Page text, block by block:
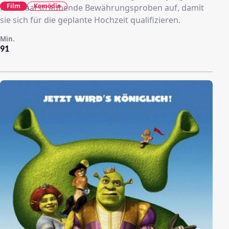
Paar haarsträubende Bewährungsproben auf, damit
sie sich für die geplante Hochzeit qualifizieren.
91
Min.
Film Komödie